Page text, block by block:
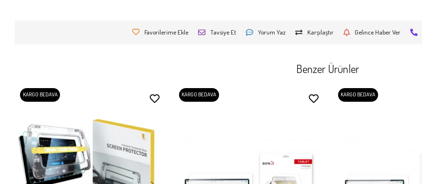
Favorilerime Ekle Tavsiye Et Yorum Yaz Karşılaştır Gelince Haber Ver
Benzer Ürünler
KARGO BEDAVA KARGO BEDAVA KARGO BEDAVA